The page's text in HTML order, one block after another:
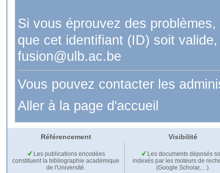
Si vous éprouvez des
que cet identifiant (ID) soit
fusion@ulb.ac.be
Vous pouvez contacter les
Aller à la page d'accueil
Référencement Visibilité
Les publications encodées
constituent la bibliographie académique
de l'Université.
Les documents déposés
indexés par les moteurs de
(Google Scholar,…).